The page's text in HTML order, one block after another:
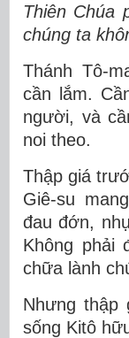
Thiên Chúa
chúng ta
Thánh Tô-
cần lắm.
người, và
noi theo.
Thập giá
Giê-su
đau đớn,
Không phải
chữa lành
Nhưng
sống Kitô